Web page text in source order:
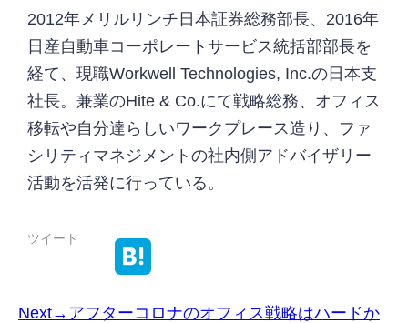
2012年メリルリンチ日本証券総務部長、2016年
日産自動車コーポレートサービス統括部部長を
経て、現職Workwell Technologies, Inc.の日本支
社長。兼業のHite & Co.にて戦略総務、オフィス
移転や自分達らしいワークプレース造り、ファ
シリティマネジメントの社内側アドバイザリー
活動を活発に行っている。
ツイート
Next→アフターコロナのオフィス戦略はハードか